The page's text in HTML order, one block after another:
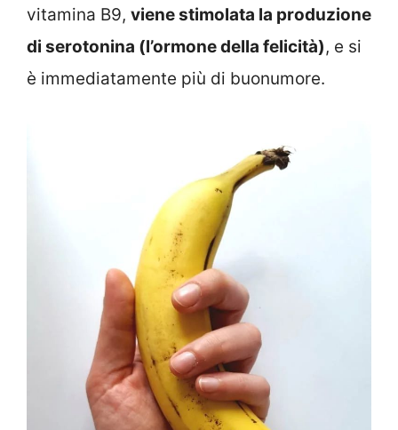
vitamina B9, viene stimolata la produzione
di serotonina (l’ormone della felicità), e si
è immediatamente più di buonumore.